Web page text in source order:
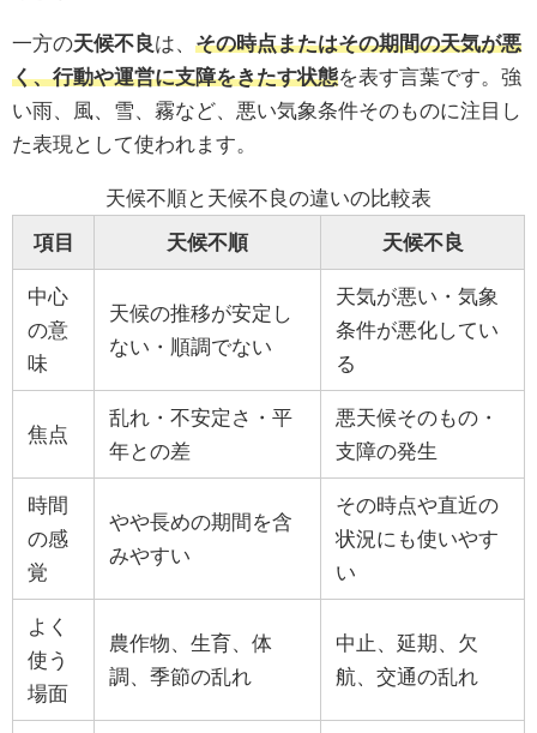
一方の天候不良は、 その時点またはその期間の天気が悪
く、行動や運営に支障をきたす状態を表す言葉です。強
い雨、風、雪、霧など、悪い気象条件そのものに注目し
た表現として使われます。
天候不順と天候不良の違いの比較表
項目 天候不順 天候不良
中心
の意
味
天候の推移が安定し
ない・順調でない
天気が悪い・気象
条件が悪化してい
る
焦点
乱れ・不安定さ・平
年との差
悪天候そのもの・
支障の発生
時間
の感
覚
やや長めの期間を含
みやすい
その時点や直近の
状況にも使いやす
い
よく
使う
場面
農作物、生育、体
調、季節の乱れ
中止、延期、欠
航、交通の乱れ